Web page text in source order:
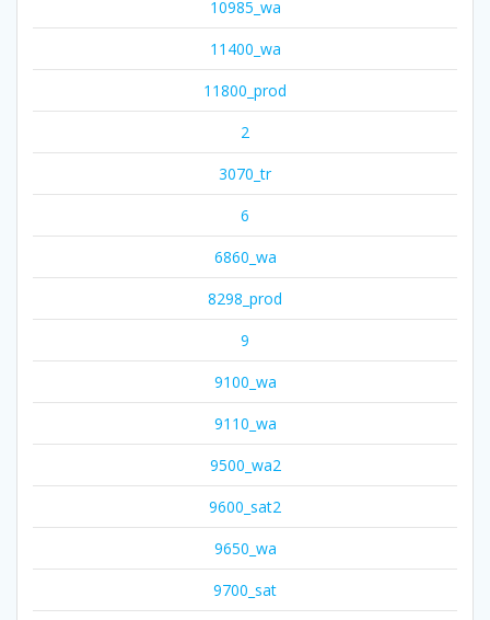
10985_wa
11400_wa
11800_prod
2
3070_tr
6
6860_wa
8298_prod
9
9100_wa
9110_wa
9500_wa2
9600_sat2
9650_wa
9700_sat